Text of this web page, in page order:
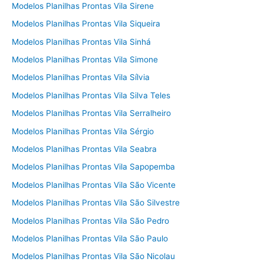
Modelos Planilhas Prontas Vila Sirene
Modelos Planilhas Prontas Vila Siqueira
Modelos Planilhas Prontas Vila Sinhá
Modelos Planilhas Prontas Vila Simone
Modelos Planilhas Prontas Vila Sílvia
Modelos Planilhas Prontas Vila Silva Teles
Modelos Planilhas Prontas Vila Serralheiro
Modelos Planilhas Prontas Vila Sérgio
Modelos Planilhas Prontas Vila Seabra
Modelos Planilhas Prontas Vila Sapopemba
Modelos Planilhas Prontas Vila São Vicente
Modelos Planilhas Prontas Vila São Silvestre
Modelos Planilhas Prontas Vila São Pedro
Modelos Planilhas Prontas Vila São Paulo
Modelos Planilhas Prontas Vila São Nicolau